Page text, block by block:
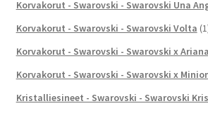
Korvakorut - Swarovski - Swarovski Una
Korvakorut - Swarovski - Swarovski Volta
Korvakorut - Swarovski - Swarovski x
Korvakorut - Swarovski - Swarovski x
Kristalliesineet - Swarovski - Swarovski